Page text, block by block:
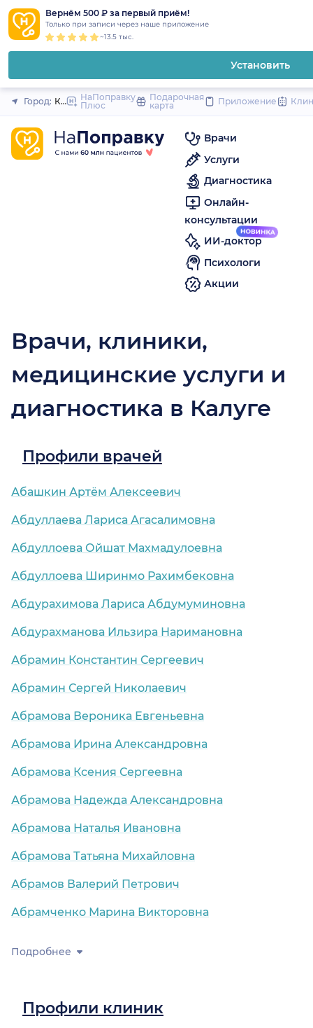
Вернём 500 ₽ за первый приём!
Только при записи через наше приложение
~13.5 тыс.
Установить
Закрыть
Город: КалугаНаПоправку
Плюс
Подарочная
карта
Приложение
Врачи
Услуги
Диагностика
Онлайн-
консультации
ИИ-доктор
Психологи
Акции
Врачи, клиники,
медицинские услуги и
диагностика в Калуге
Профили врачей
Абашкин Артём Алексеевич
Абдуллаева Лариса Агасалимовна
Абдуллоева Ойшат Махмадулоевна
Абдуллоева Ширинмо Рахимбековна
Абдурахимова Лариса Абдумуминовна
Абдурахманова Ильзира Наримановна
Абрамин Константин Сергеевич
Абрамин Сергей Николаевич
Абрамова Вероника Евгеньевна
Абрамова Ирина Александровна
Абрамова Ксения Сергеевна
Абрамова Надежда Александровна
Абрамова Наталья Ивановна
Абрамова Татьяна Михайловна
Абрамов Валерий Петрович
Абрамченко Марина Викторовна
Подробнее
Профили клиник